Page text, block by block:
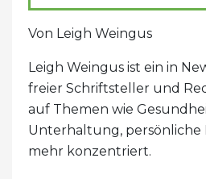
Von Leigh Weingus
Leigh Weingus ist ein in
freier Schriftsteller und
auf Themen wie
Unterhaltung, persönliche
mehr konzentriert.